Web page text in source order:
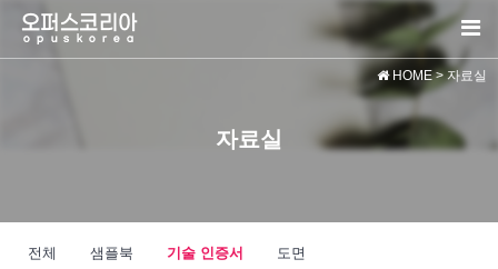
자료실
HOME> 자료실
전체 샘플북 기술 인증서 도면